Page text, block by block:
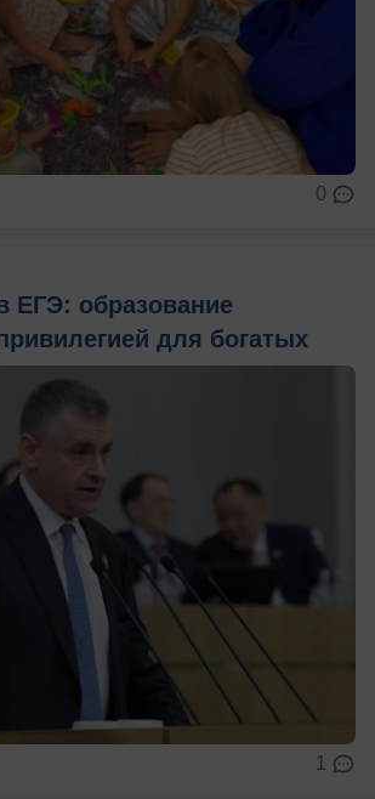
0
ЕГЭ: образование
для богатых
1